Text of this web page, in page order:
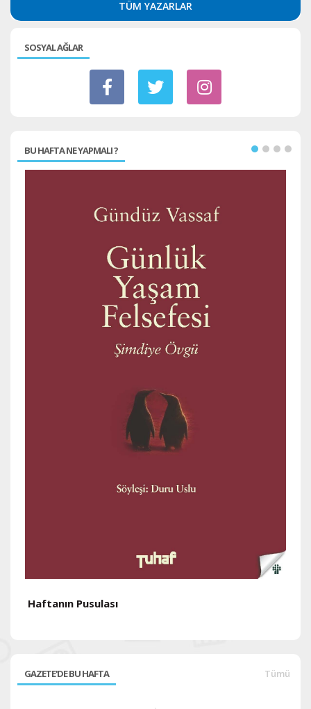
TÜM YAZARLAR
SOSYAL AĞLAR
BU HAFTA NE YAPMALI ?
Haftanın Pusulası
GAZETE'DE BU HAFTA Tümü